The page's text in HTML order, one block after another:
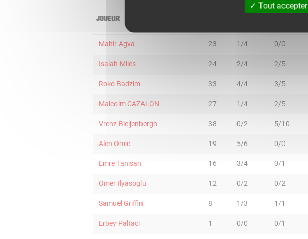
JOUEUR
Mahir Agva 23 1/4 0/0
Isaiah Miles 24 2/4 2/5
Roko Badzim 33 4/4 3/5
Malcolm CAZALON 27 1/4 2/5
Vrenz Bleijenbergh 38 0/2 5/10
Alen Omic 19 5/6 0/0
Emre Tanisan 16 3/4 0/1
Omer Ilyasoglu 12 0/2 0/2
Samuel Griffin 8 1/3 1/1
Erbey Paltaci 1 0/0 0/1
Tout accepter